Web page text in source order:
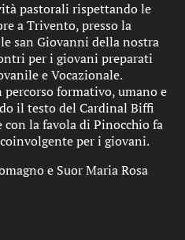
pastorali rispettando le
a Trivento, presso la
san Giovanni della nostra
per i giovani preparati
e Vocazionale.
formativo, umano e
il testo del Cardinal Biffi
con la favola di Pinocchio fa
per i giovani.
e Suor Maria Rosa